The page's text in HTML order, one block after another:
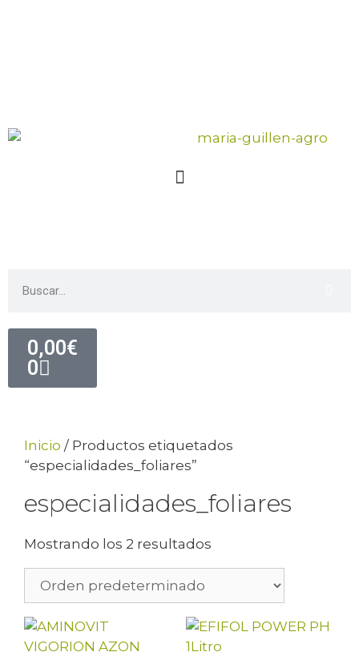
0,00€
0
Inicio / Productos etiquetados
“especialidades_foliares”
especialidades_foliares
Mostrando los 2 resultados